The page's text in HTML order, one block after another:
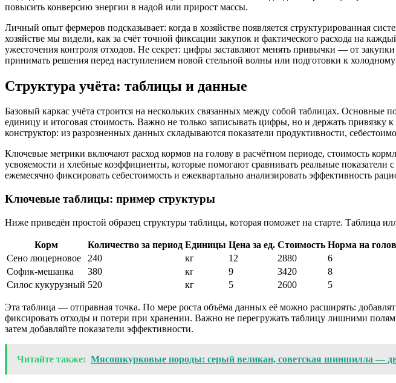
повысить конверсию энергии в надой или прирост массы.
Личный опыт фермеров подсказывает: когда в хозяйстве появляется структурированная
хозяйстве мы видели, как за счёт точной фиксации закупок и фактического расхода на
ужесточения контроля отходов. Не секрет: цифры заставляют менять привычки — от
принимать решения перед наступлением новой стельной волны или подготовки к холодному
Структура учёта: таблицы и данные
Базовый каркас учёта строится на нескольких связанных между собой таблицах.
единицу и итоговая стоимость. Важно не только записывать цифры, но и держать
конструктор: из разрозненных данных складываются показатели продуктивности,
Ключевые метрики включают расход кормов на голову в расчётном периоде, стоимость
усвояемости и хлебные коэффициенты, которые помогают сравнивать реальные
ежемесячно фиксировать себестоимость и ежеквартально анализировать эффективность
Ключевые таблицы: пример структуры
Ниже приведён простой образец структуры таблицы, которая поможет на старте. Таблица
Корм Количество за период Единицы Цена за ед. Стоимость Норма на
Сено люцерновое
240 кг 12 2880 6
Софик-мешанка
380 кг 9 3420 8
Силос кукурузный 520 кг 5 2600 5
Эта таблица — отправная точка. По мере роста объёма данных её можно расширять:
фиксировать отходы и потери при хранении. Важно не перегружать таблицу лишними
затем добавляйте показатели эффективности.
Читайте также: Мясошкурковые породы: серый великан, советская шиншилла —